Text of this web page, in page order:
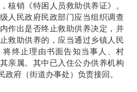
核销《特困人员救助供养证》。
人民政府民政部门应当组织调查
作出是否终止救助供养决定，并
救助供养的，应当通过乡镇人民
终止理由书面告知当事人、村
亲属。其中已入住公办供养机构
政府（街道办事处）负责接回。